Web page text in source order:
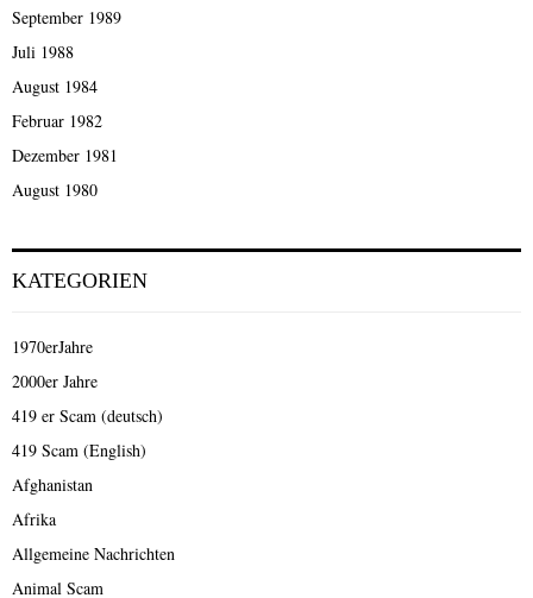
September 1989
Juli 1988
August 1984
Februar 1982
Dezember 1981
August 1980
KATEGORIEN
1970erJahre
2000er Jahre
419 er Scam (deutsch)
419 Scam (English)
Afghanistan
Afrika
Allgemeine Nachrichten
Animal Scam